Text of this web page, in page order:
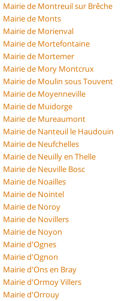
Mairie de Montreuil sur Brêche
Mairie de Monts
Mairie de Morienval
Mairie de Mortefontaine
Mairie de Mortemer
Mairie de Mory Montcrux
Mairie de Moulin sous Touvent
Mairie de Moyenneville
Mairie de Muidorge
Mairie de Mureaumont
Mairie de Nanteuil le Haudouin
Mairie de Neufchelles
Mairie de Neuilly en Thelle
Mairie de Neuville Bosc
Mairie de Noailles
Mairie de Nointel
Mairie de Noroy
Mairie de Novillers
Mairie de Noyon
Mairie d'Ognes
Mairie d'Ognon
Mairie d'Ons en Bray
Mairie d'Ormoy Villers
Mairie d'Orrouy